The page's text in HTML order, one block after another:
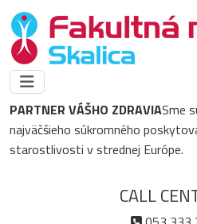
PARTNER VÁŠHO ZDRAVIASme
najväčšieho súkromného
starostlivosti v strednej Európe.
CALL